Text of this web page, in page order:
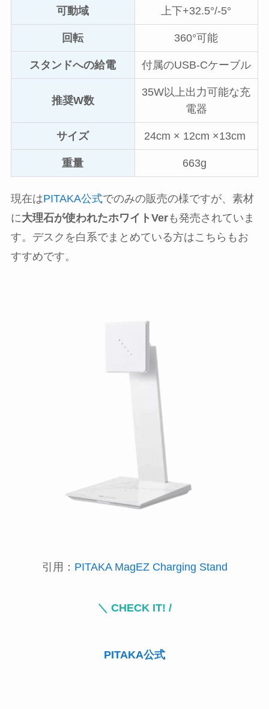
可動域 上下+32.5°/-5°
回転 360°可能
スタンドへの給電 付属のUSB-Cケーブル
推奨W数
35W以上出力可能な充
電器
サイズ 24cm × 12cm ×13cm
重量 663g
現在はPITAKA公式でのみの販売の様ですが、素材
に大理石が使われたホワイトVerも発売されていま
す。デスクを白系でまとめている方はこちらもお
すすめです。
引用： PITAKA MagEZ Charging Stand
＼ CHECK IT! /
PITAKA公式